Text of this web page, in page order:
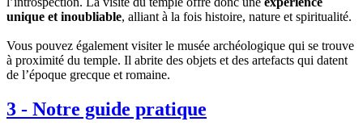
unique et inoubliable, alliant à la fois histoire, nature et spiritualité.
Vous pouvez également visiter le musée archéologique qui se trouve
à proximité du temple. Il abrite des objets et des artefacts qui datent
de l’époque grecque et romaine.
3 - Notre guide pratique